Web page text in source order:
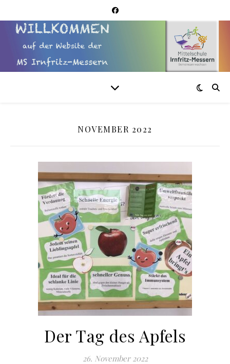
NOVEMBER 2022
Der Tag des Apfels
26. November 2022